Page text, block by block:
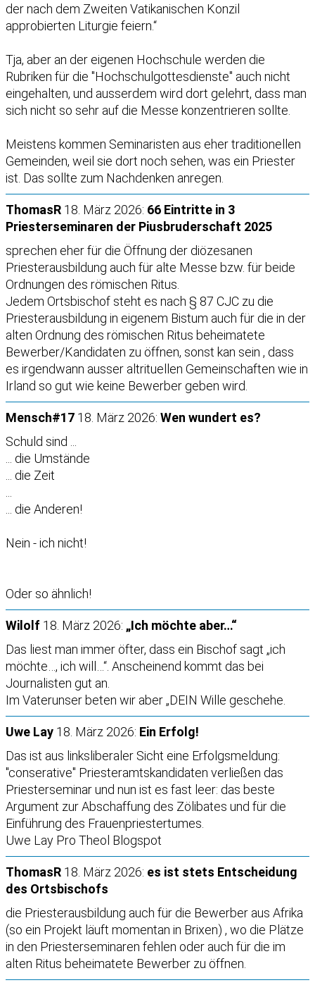
der nach dem Zweiten Vatikanischen Konzil
approbierten Liturgie feiern.“
Tja, aber an der eigenen Hochschule werden die
Rubriken für die "Hochschulgottesdienste" auch nicht
eingehalten, und ausserdem wird dort gelehrt, dass man
sich nicht so sehr auf die Messe konzentrieren sollte.
Meistens kommen Seminaristen aus eher traditionellen
Gemeinden, weil sie dort noch sehen, was ein Priester
ist. Das sollte zum Nachdenken anregen.
ThomasR 18. März 2026: 66 Eintritte in 3
Priesterseminaren der Piusbruderschaft 2025
sprechen eher für die Öffnung der diözesanen
Priesterausbildung auch für alte Messe bzw. für beide
Ordnungen des römischen Ritus.
Jedem Ortsbischof steht es nach § 87 CJC zu die
Priesterausbildung in eigenem Bistum auch für die in der
alten Ordnung des römischen Ritus beheimatete
Bewerber/Kandidaten zu öffnen, sonst kan sein , dass
es irgendwann ausser altrituellen Gemeinschaften wie in
Irland so gut wie keine Bewerber geben wird.
Mensch#17 18. März 2026: Wen wundert es?
Schuld sind ...
... die Umstände
... die Zeit
... die Anderen!
Nein - ich nicht!
Oder so ähnlich!
Wilolf 18. März 2026: „Ich möchte aber…“
Das liest man immer öfter, dass ein Bischof sagt „ich
möchte…, ich will…“. Anscheinend kommt das bei
Journalisten gut an.
Im Vaterunser beten wir aber „DEIN Wille geschehe.
Uwe Lay 18. März 2026: Ein Erfolg!
Das ist aus linksliberaler Sicht eine Erfolgsmeldung:
"conserative" Priesteramtskandidaten verließen das
Priesterseminar und nun ist es fast leer: das beste
Argument zur Abschaffung des Zölibates und für die
Einführung des Frauenpriestertumes.
Uwe Lay Pro Theol Blogspot
ThomasR 18. März 2026: es ist stets Entscheidung
des Ortsbischofs
die Priesterausbildung auch für die Bewerber aus Afrika
(so ein Projekt läuft momentan in Brixen) , wo die Plätze
in den Priesterseminaren fehlen oder auch für die im
alten Ritus beheimatete Bewerber zu öffnen.